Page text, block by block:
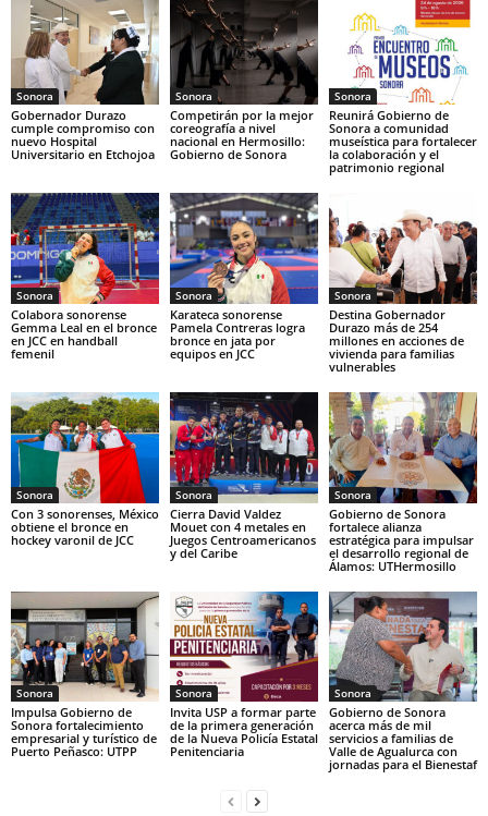
Sonora
Gobernador Durazo
cumple compromiso con
nuevo Hospital
Universitario en Etchojoa
Sonora
Competirán por la mejor
coreografía a nivel
nacional en Hermosillo:
Gobierno de Sonora
Sonora
Reunirá Gobierno de
Sonora a comunidad
museística para fortalecer
la colaboración y el
patrimonio regional
Sonora
Colabora sonorense
Gemma Leal en el bronce
en JCC en handball
femenil
Sonora
Karateca sonorense
Pamela Contreras logra
bronce en jata por
equipos en JCC
Sonora
Destina Gobernador
Durazo más de 254
millones en acciones de
vivienda para familias
vulnerables
Sonora
Con 3 sonorenses, México
obtiene el bronce en
hockey varonil de JCC
Sonora
Cierra David Valdez
Mouet con 4 metales en
Juegos Centroamericanos
y del Caribe
Sonora
Gobierno de Sonora
fortalece alianza
estratégica para impulsar
el desarrollo regional de
Álamos: UTHermosillo
Sonora
Impulsa Gobierno de
Sonora fortalecimiento
empresarial y turístico de
Puerto Peñasco: UTPP
Sonora
Invita USP a formar parte
de la primera generación
de la Nueva Policía Estatal
Penitenciaria
Sonora
Gobierno de Sonora
acerca más de mil
servicios a familias de
Valle de Agualurca con
jornadas para el Bienestaf